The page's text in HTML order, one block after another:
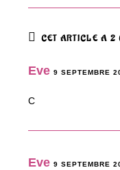
CET ARTICLE A 2
Eve 9 SEPTEMBRE
C
Eve 9 SEPTEMBRE